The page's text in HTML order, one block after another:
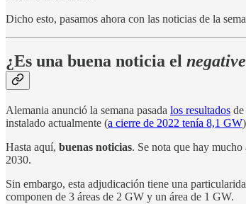
Dicho esto, pasamos ahora con las noticias de la
¿Es una buena noticia el
Alemania anunció la semana pasada los resultados
instalado actualmente (a cierre de 2022 tenía 8,1 GW
Hasta aquí, buenas noticias. Se nota que hay
2030.
Sin embargo, esta adjudicación tiene una
componen de 3 áreas de 2 GW y un área de 1 GW.